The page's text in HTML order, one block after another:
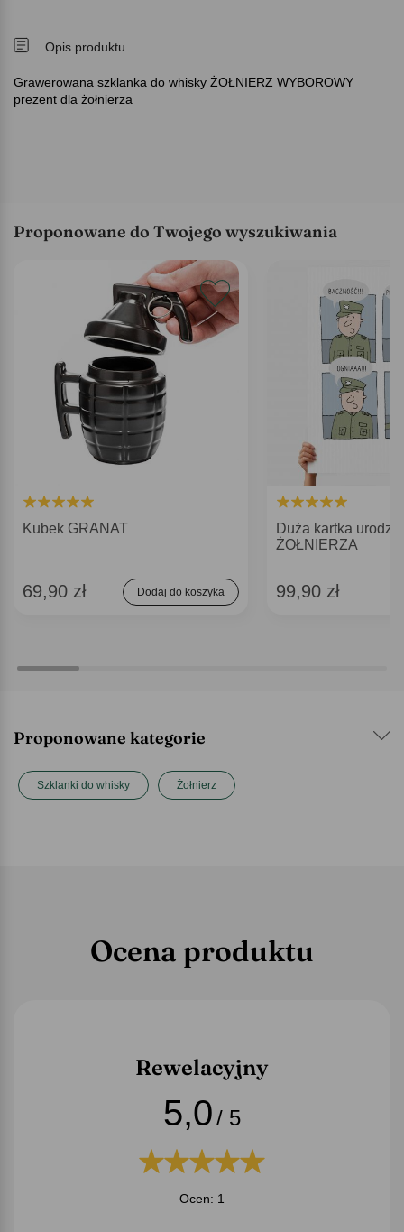
Opis produktu
Grawerowana szklanka do whisky ŻOŁNIERZ WYBOROWY
prezent dla żołnierza
Proponowane do Twojego wyszukiwania
Kubek GRANAT
69,90 zł Dodaj do koszyka
Duża kartka
ŻOŁNIERZA
99,90 zł
Proponowane kategorie
Szklanki do whisky Żołnierz
Ocena produktu
Rewelacyjny
5,0/ 5
Ocen: 1